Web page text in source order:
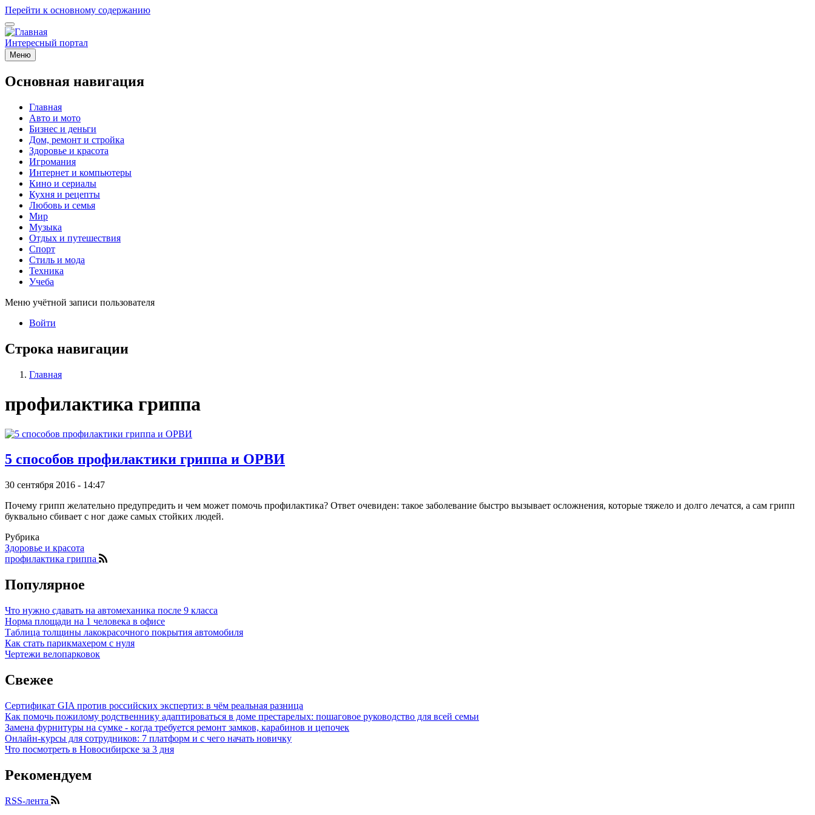
Перейти к основному содержанию
Интересный портал
Меню
Основная навигация
Главная
Авто и мото
Бизнес и деньги
Дом, ремонт и стройка
Здоровье и красота
Игромания
Интернет и компьютеры
Кино и сериалы
Кухня и рецепты
Любовь и семья
Мир
Музыка
Отдых и путешествия
Спорт
Стиль и мода
Техника
Учеба
Меню учётной записи пользователя
Войти
Строка навигации
Главная
профилактика гриппа
5 способов профилактики гриппа и ОРВИ
30 сентября 2016 - 14:47
Почему грипп желательно предупредить и чем может помочь профилактика? Ответ очевиден: такое заболевание быстро вызывает осложнения, которые тяжело и долго лечатся, а сам грипп
буквально сбивает с ног даже самых стойких людей.
Рубрика
Здоровье и красота
профилактика гриппа
Популярное
Что нужно сдавать на автомеханика после 9 класса
Норма площади на 1 человека в офисе
Таблица толщины лакокрасочного покрытия автомобиля
Как стать парикмахером с нуля
Чертежи велопарковок
Свежее
Сертификат GIA против российских экспертиз: в чём реальная разница
Как помочь пожилому родственнику адаптироваться в доме престарелых: пошаговое руководство для всей семьи
Замена фурнитуры на сумке - когда требуется ремонт замков, карабинов и цепочек
Онлайн-курсы для сотрудников: 7 платформ и с чего начать новичку
Что посмотреть в Новосибирске за 3 дня
Рекомендуем
RSS-лента